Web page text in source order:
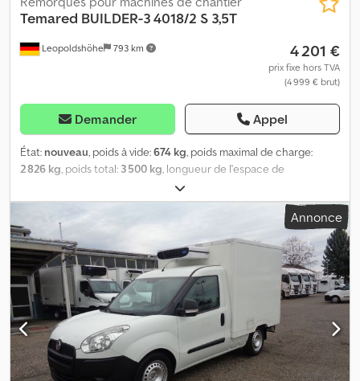
Leopoldshöhe 793 km
Temared BUILDER-3 4018/2 S 3,5T
4 201 €
prix fixe hors TVA
(4 999 € brut)
Demander Appel
État: nouveau, poids à vide:674 kg, poids maximal de charge:
2 826 kg , poids total: 3 500 kg , longueur de l'espace de
, largeur de l’espace de chargement:
mm, hauteur de l'espace de chargement:250 mm, Transporteur
de machines de construction Bauma BUILDER 3 4018/2S 3,5T
Remorque soudée robuste pour le transport de machines de
chantier et de matériaux très lourds. Le design original offre la
possibilité de circuler sur toute la longueur des côtés, équipés de
bandes antidérapantes. Châssis porteur soudé composé de
profilés en acier fermés. Plancher en contreplaqué antidérapant
et résistant à l’humidité, doté de solides anneaux d’arrimage au
sol pour garantir la sécurité du chargement transporté. Flèche
en V extrêmement robuste et béquilles de stabilisation. Siège
d’appui et roue jockey à déploiement automatique inclus de
Annonce